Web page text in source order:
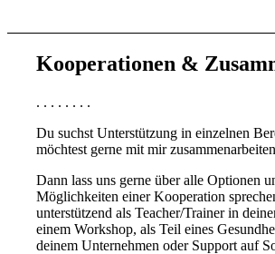
Kooperationen &
. . . . . . . .
Du suchst Unterstützung in einzelnen
möchtest gerne mit mir
Dann lass uns gerne über alle Optionen
Möglichkeiten einer Kooperation
unterstützend als Teacher/Trainer in
einem Workshop, als Teil eines
deinem Unternehmen oder Support auf